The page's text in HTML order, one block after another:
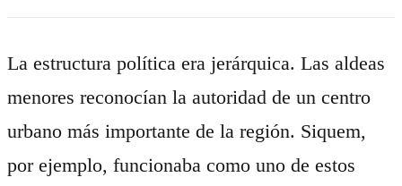
La estructura política era jerárquica. Las aldeas
menores reconocían la autoridad de un centro
urbano más importante de la región. Siquem,
por ejemplo, funcionaba como uno de estos